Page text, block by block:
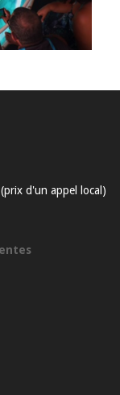
(prix d'un appel local)